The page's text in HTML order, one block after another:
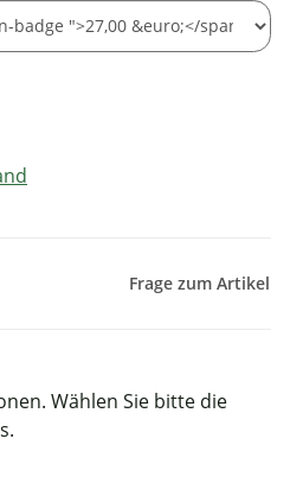
Frage zum Artikel
Wählen Sie bitte die